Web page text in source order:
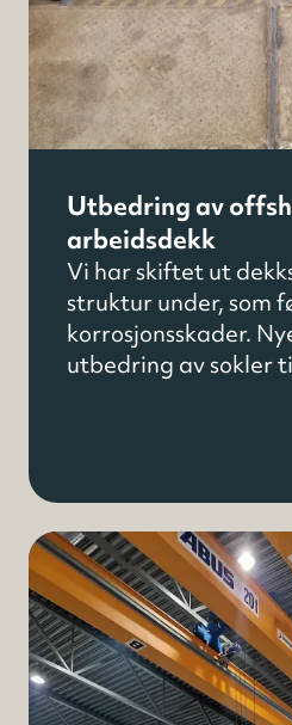
Utbedring av
arbeidsdekk
Vi har skiftet ut
struktur under, som
korrosjonsskader.
utbedring av sokler